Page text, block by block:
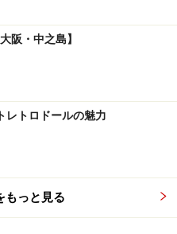
阪・中之島】
トロドールの魅力
もっと見る